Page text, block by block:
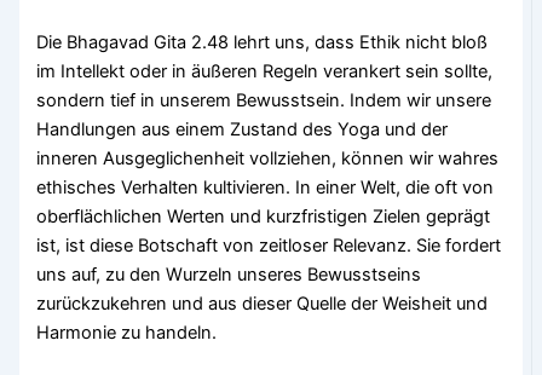
Die Bhagavad Gita 2.48 lehrt uns, dass Ethik nicht bloß
im Intellekt oder in äußeren Regeln verankert sein sollte,
sondern tief in unserem Bewusstsein. Indem wir unsere
Handlungen aus einem Zustand des Yoga und der
inneren Ausgeglichenheit vollziehen, können wir wahres
ethisches Verhalten kultivieren. In einer Welt, die oft von
oberflächlichen Werten und kurzfristigen Zielen geprägt
ist, ist diese Botschaft von zeitloser Relevanz. Sie fordert
uns auf, zu den Wurzeln unseres Bewusstseins
zurückzukehren und aus dieser Quelle der Weisheit und
Harmonie zu handeln.